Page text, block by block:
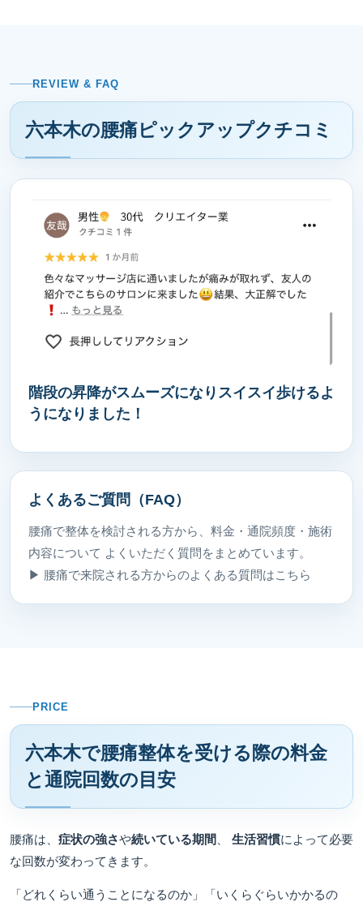
REVIEW & FAQ
六本木の腰痛ピックアップクチコミ
階段の昇降がスムーズになりスイスイ歩けるよ
うになりました！
よくあるご質問（FAQ）
腰痛で整体を検討される方から、料金・通院頻度・施術
内容について よくいただく質問をまとめています。
▶ 腰痛で来院される方からのよくある質問はこちら
PRICE
六本木で腰痛整体を受ける際の料金
と通院回数の目安
腰痛は、 症状の強さや続いている期間 生活習慣によって必要
な回数が変わってきます。
「どれくらい通うことになるのか」「いくらぐらいかかるの